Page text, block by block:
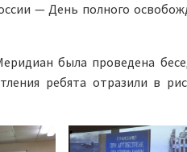
— День полного
была проведена
ребята отразили в